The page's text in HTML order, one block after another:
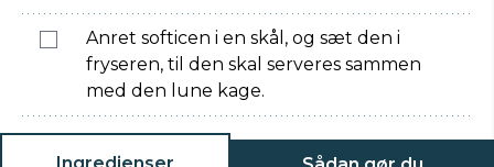
Anret softicen i en skål, og sæt den i
fryseren, til den skal serveres sammen
med den lune kage.